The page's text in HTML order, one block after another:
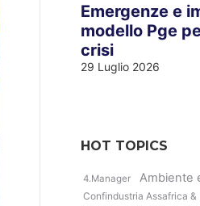
Emergenze e
modello Pge
crisi
29 Luglio 2026
HOT TOPICS
4.Manager Ambiente
Confindustria Assafrica